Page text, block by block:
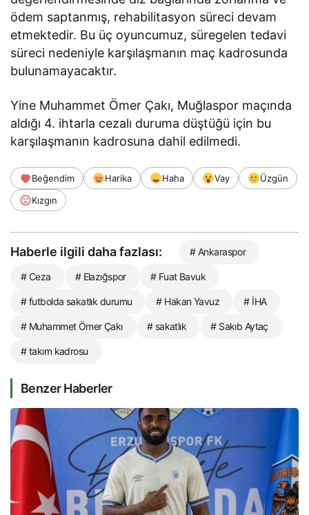
ödem saptanmış, rehabilitasyon süreci devam
etmektedir. Bu üç oyuncumuz, süregelen tedavi
süreci nedeniyle karşılaşmanın maç kadrosunda
bulunamayacaktır.
Yine Muhammet Ömer Çakı, Muğlaspor maçında
aldığı 4. ihtarla cezalı duruma düştüğü için bu
karşılaşmanın kadrosuna dahil edilmedi.
Beğendim Harika Haha Vay
Üzgün
Kızgın
Haberle ilgili daha fazlası: # Ankaraspor
# Ceza # Elazığspor # Fuat Bavuk
# futbolda sakatlık durumu # Hakan Yavuz # İHA
# Muhammet Ömer Çakı # sakatlık # Sakıb Aytaç
# takım kadrosu
Benzer Haberler